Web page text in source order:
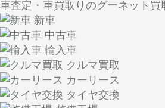
車査定・車買取りのグーネット買
新車
中古車
輸入車
クルマ買取
カーリース
タイヤ交換